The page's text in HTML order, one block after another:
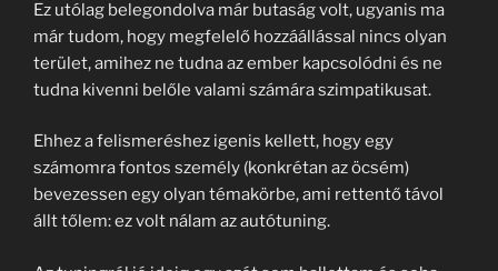
Ez utólag belegondolva már butaság volt, ugyanis ma
már tudom, hogy megfelelő hozzáállással nincs olyan
terület, amihez ne tudna az ember kapcsolódni és ne
tudna kivenni belőle valami számára szimpatikusat.
Ehhez a felismeréshez igenis kellett, hogy egy
számomra fontos személy (konkrétan az öcsém)
bevezessen egy olyan témakörbe, ami rettentő távol
állt tőlem: ez volt nálam az autótuning.